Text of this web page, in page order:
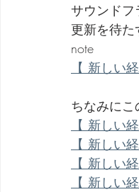
劇団 Avan 劇伴が出
サウンド
更新を待
note
【 新しい
ちなみに
【 新しい
【 新しい
【 新しい
【 新しい